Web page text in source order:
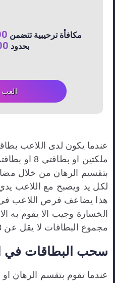
مكافأة ترحيبية تتضمن
بحدود
العب
عندما يكون لدى اللاعب
بتقسيم الرهان من خلال
لكل يد ويصبح مع اللاعب
هذا يضاعف فرص اللاعب في
الخسارة وجيب الا يقوم به
مجموع البطاقات لا يقل عن 18 حتى تقوم بالتقسيم.
سحب البطاقات في
عندما تقوم بتقسم الرهان